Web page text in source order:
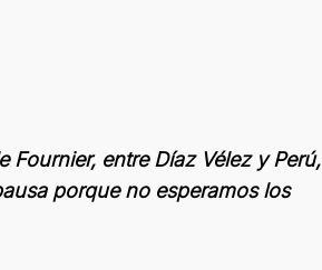
entre Díaz Vélez y Perú,
porque no esperamos los